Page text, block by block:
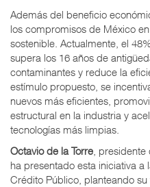
Además del beneficio
los compromisos de México
sostenible. Actualmente, el
supera los 16 años de
contaminantes y reduce la
estímulo propuesto, se
nuevos más eficientes,
estructural en la industria y
tecnologías más limpias.
Octavio de la Torre ,
ha presentado esta iniciativa
Crédito Público, planteando